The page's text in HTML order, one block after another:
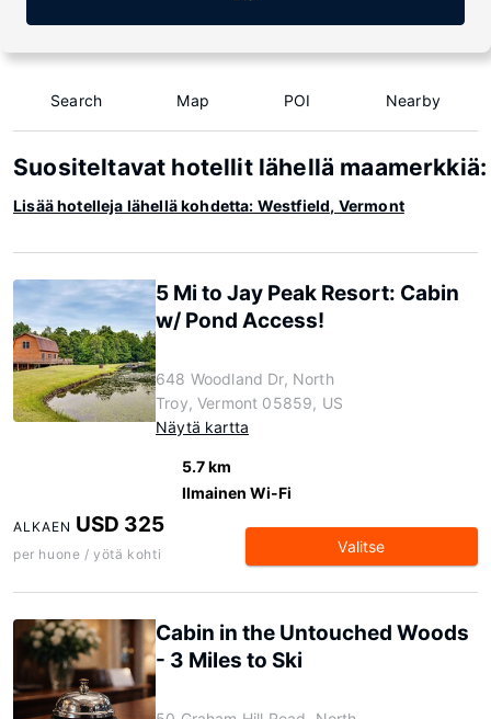
Search Map POI Nearby
Suositeltavat hotellit lähellä
Lisää hotelleja lähellä kohdetta: Westfield, Vermont
5 Mi to Jay Peak Resort: Cabin
w/ Pond Access!
648 Woodland Dr, North
Troy, Vermont 05859, US
Näytä kartta
5.7 km
Ilmainen Wi-Fi
ALKAEN USD 325
per huone / yötä kohti Valitse
Cabin in the Untouched Woods
- 3 Miles to Ski